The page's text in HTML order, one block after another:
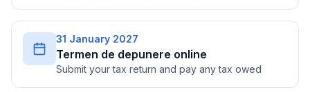
31 January 2027
Termen de depunere online
Submit your tax return and pay any tax owed